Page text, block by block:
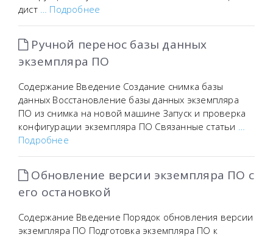
дист … Подробнее
Ручной перенос базы данных
экземпляра ПО
Содержание Введение Создание снимка базы
данных Восстановление базы данных экземпляра
ПО из снимка на новой машине Запуск и проверка
конфигурации экземпляра ПО Связанные статьи …
Подробнее
Обновление версии экземпляра ПО с
его остановкой
Содержание Введение Порядок обновления версии
экземпляра ПО Подготовка экземпляра ПО к